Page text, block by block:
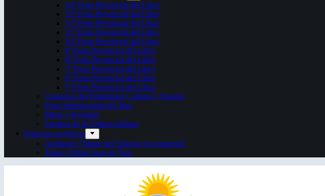
14ª Feria Provincial del Libro
13ª Feria Provincial del Libro
12ª Feria Provincial del Libro
11ª Feria Provincial del Libro
10ª Feria Provincial del Libro
9ª Feria Provincial del Libro
8ª Feria Provincial del Libro
7ª Feria Provincial del Libro
6ª Feria Provincial del Libro
5ª Feria Provincial del Libro
Congreso del Patrimonio Cultural y Natural
Feria Internacional del libro
Mitos y leyendas
Semana de la Cultura Italiana
Espacios escénicos
Anfiteatro “Mario del Tránsito Cocomarola”
Teatro Oficial Juan de Vera